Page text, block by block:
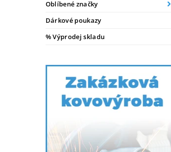
Oblíbené značky
Dárkové poukazy
% Výprodej skladu